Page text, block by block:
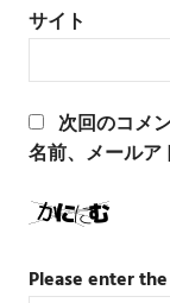
サイト
次回のコメ
名前、メールア
Please enter